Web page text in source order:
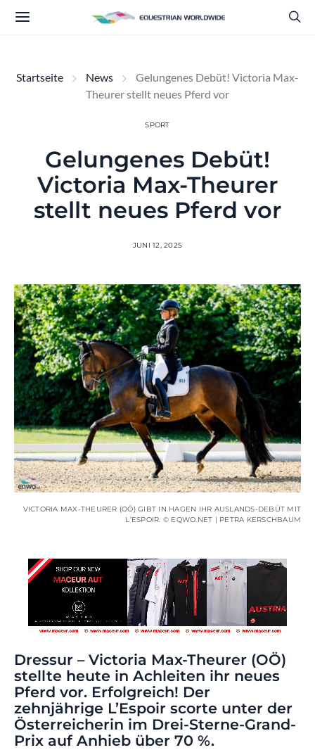
Startseite News
Gelungenes Debüt! Victoria Max-
Theurer stellt neues Pferd vor
SPORT
Gelungenes Debüt!
Victoria Max-Theurer
stellt neues Pferd vor
JUNI 12, 2025
VICTORIA MAX-THEURER (OÖ) GIBT IN HAGEN IHR AUSLANDS-DEBÜT MIT
L’ESPOIR. © EQWO.NET | PETRA KERSCHBAUM
Dressur – Victoria Max-Theurer (OÖ)
stellte heute in Achleiten ihr neues
Pferd vor. Erfolgreich! Der
zehnjährige L’Espoir scorte unter der
Österreicherin im Drei-Sterne-Grand-
Prix auf Anhieb über 70 %.